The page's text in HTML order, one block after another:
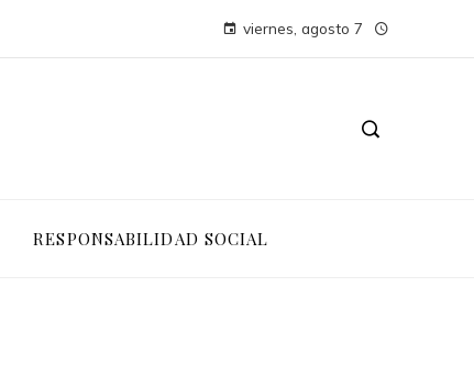
viernes, agosto 7
RESPONSABILIDAD SOCIAL